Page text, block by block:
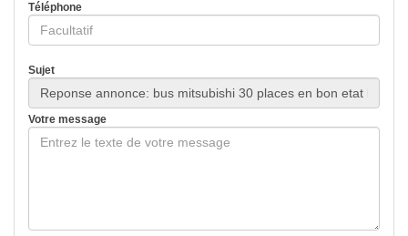
Téléphone
Sujet
Votre message